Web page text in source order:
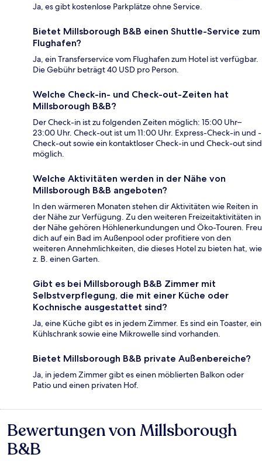
Ja, es gibt kostenlose Parkplätze ohne Service.
Bietet Millsborough B&B einen Shuttle-Service zum
Flughafen?
Ja, ein Transferservice vom Flughafen zum Hotel ist verfügbar.
Die Gebühr beträgt 40 USD pro Person.
Welche Check-in- und Check-out-Zeiten hat
Millsborough B&B?
Der Check-in ist zu folgenden Zeiten möglich: 15:00 Uhr–
23:00 Uhr. Check-out ist um 11:00 Uhr. Express-Check-in und -
Check-out sowie ein kontaktloser Check-in und Check-out sind
möglich.
Welche Aktivitäten werden in der Nähe von
Millsborough B&B angeboten?
In den wärmeren Monaten stehen dir Aktivitäten wie Reiten in
der Nähe zur Verfügung. Zu den weiteren Freizeitaktivitäten in
der Nähe gehören Höhlenerkundungen und Öko-Touren. Freu
dich auf ein Bad im Außenpool oder profitiere von den
weiteren Annehmlichkeiten, die dieses Hotel zu bieten hat, wie
z. B. einen Garten.
Gibt es bei Millsborough B&B Zimmer mit
Selbstverpflegung, die mit einer Küche oder
Kochnische ausgestattet sind?
Ja, eine Küche gibt es in jedem Zimmer. Es sind ein Toaster, ein
Kühlschrank sowie eine Mikrowelle sind vorhanden.
Bietet Millsborough B&B private Außenbereiche?
Ja, in jedem Zimmer gibt es einen möblierten Balkon oder
Patio und einen privaten Hof.
Bewertungen
Bewertungen von Millsborough
B&B